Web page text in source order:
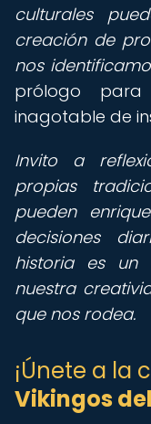
culturales
creación de
nos
prólogo
inagotable de
Invito a
propias
pueden
decisiones
historia es un
nuestra
que nos rodea.
¡Únete a la
Vikingos